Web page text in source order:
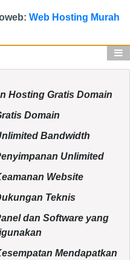
Web Hosting Murah
Hosting Gratis Domain
Domain
Bandwidth
Unlimited
Website
Teknis
dan Software yang
Mendapatkan